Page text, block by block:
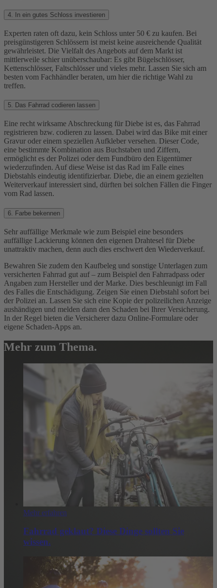
4. In ein gutes Schloss investieren
Experten raten oft dazu, kein Schloss unter 50 € zu kaufen. Bei
preisgünstigeren Schlössern ist meist keine ausreichende Qualität
gewährleistet. Die Vielfalt des Angebots auf dem Markt ist
mittlerweile schier unüberschaubar: Es gibt Bügelschlösser,
Kettenschlösser, Faltschlösser und vieles mehr. Lassen Sie sich am
besten vom Fachhändler beraten, um hier die richtige Wahl zu
treffen.
5. Das Fahrrad codieren lassen
Eine recht wirksame Abschreckung für Diebe ist es, das Fahrrad
registrieren bzw. codieren zu lassen. Dabei wird das Bike mit einer
Gravur oder einem speziellen Aufkleber versehen. Dieser Code,
eine bestimmte Kombination aus Buchstaben und Ziffern,
ermöglicht es der Polizei oder dem Fundbüro den Eigentümer
wiederzufinden. Auf diese Weise ist das Rad im Falle eines
Diebstahls eindeutig identifizierbar. Diebe, die an einem gezielten
Weiterverkauf interessiert sind, dürften bei solchen Fällen die Finger
vom Rad lassen.
6. Farbe bekennen
Sehr auffällige Merkmale wie zum Beispiel eine besonders
auffällige Lackierung können den eigenen Drahtesel für Diebe
unattraktiv machen, denn auch dies erschwert den Wiederverkauf.
Bewahren Sie zudem den Kaufbeleg und sonstige Unterlagen zum
versicherten Fahrrad gut auf – zum Beispiel den Fahrradpass oder
Angaben zum Hersteller und der Marke. Dies beschleunigt im Fall
des Falles die Entschädigung. Zeigen Sie einen Diebstahl sofort bei
der Polizei an. Lassen Sie sich eine Kopie der polizeilichen Anzeige
aushändigen und melden dann den Schaden bei Ihrer Versicherung.
In der Regel bieten die Versicherer dazu Online-Formulare oder
eigene Schaden-Apps an.
Mehr zum Thema.
Mehr erfahren
Fahrrad geklaut? Diese Dinge sollten Sie
wissen.